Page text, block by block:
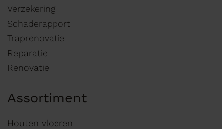
Verzekering
Schaderapport
Traprenovatie
Reparatie
Renovatie
Assortiment
Houten vloeren